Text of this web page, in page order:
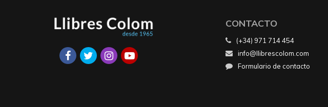
CONTACTO
(+34) 971 714 454
info@llibrescolom.com
Formulario de contacto